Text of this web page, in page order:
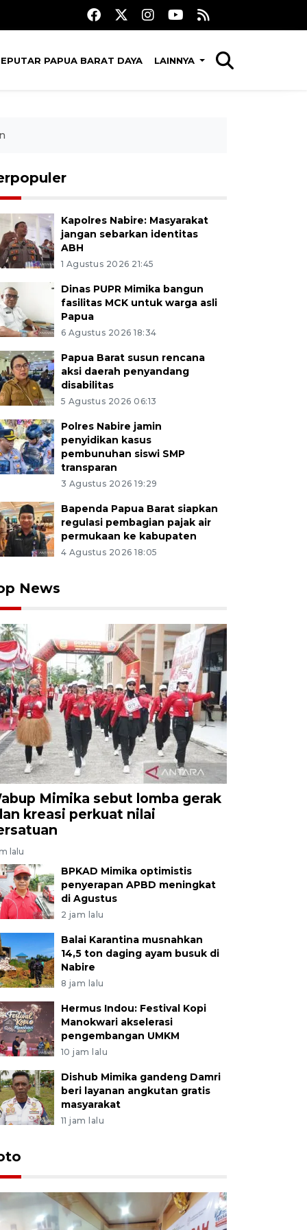
PAPUA BARAT DAYA LAINNYA
Kapolres Nabire: Masyarakat
jangan sebarkan identitas
ABH
1 Agustus 2026 21:45
Dinas PUPR Mimika bangun
fasilitas MCK untuk warga asli
Papua
6 Agustus 2026 18:34
Papua Barat susun rencana
aksi daerah penyandang
disabilitas
5 Agustus 2026 06:13
Polres Nabire jamin
penyidikan kasus
pembunuhan siswi SMP
transparan
3 Agustus 2026 19:29
Bapenda Papua Barat siapkan
regulasi pembagian pajak air
permukaan ke kabupaten
4 Agustus 2026 18:05
News
Mimika sebut lomba gerak
kreasi perkuat nilai
lalu
BPKAD Mimika optimistis
penyerapan APBD meningkat
di Agustus
2 jam lalu
Balai Karantina musnahkan
14,5 ton daging ayam busuk di
Nabire
8 jam lalu
Hermus Indou: Festival Kopi
Manokwari akselerasi
pengembangan UMKM
10 jam lalu
Dishub Mimika gandeng Damri
beri layanan angkutan gratis
masyarakat
11 jam lalu